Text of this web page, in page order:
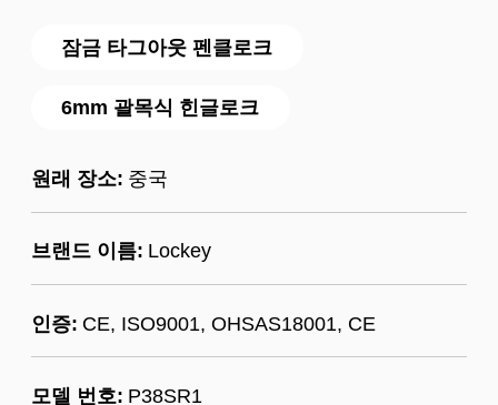
잠금 타그아웃 펜클로크
6mm 괄목식 힌글로크
원래 장소: 중국
브랜드 이름: Lockey
인증: CE, ISO9001, OHSAS18001, CE
모델 번호: P38SR1